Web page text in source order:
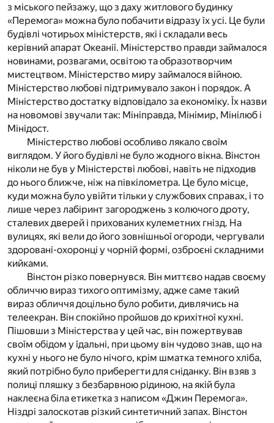
з міського пейзажу, що з даху житлового будинку
«Перемога» можна було побачити відразу їх усі. Це були
будівлі чотирьох міністерств, які і складали весь
керівний апарат Океанії. Міністерство правди займалося
новинами, розвагами, освітою та образотворчим
мистецтвом. Міністерство миру займалося війною.
Міністерство любові підтримувало закон і порядок. А
Міністерство достатку відповідало за економіку. Їх назви
на новомові звучали так: Мініправда, Мінімир, Мінілюб і
Мінідост.
Міністерство любові особливо лякало своїм
виглядом. У його будівлі не було жодного вікна. Вінстон
ніколи не був у Міністерстві любові, навіть не підходив
до нього ближче, ніж на півкілометра. Це було місце,
куди можна було увійти тільки у службових справах, і то
лише через лабіринт загороджень з колючого дроту,
сталевих дверей і прихованих кулеметних гнізд. На
вулицях, які вели до його зовнішньої огороди, чергували
здоровані-охоронці у чорній формі, озброєні складними
кийками.
Вінстон різко повернувся. Він миттєво надав своєму
обличчю вираз тихого оптимізму, адже саме такий
вираз обличчя доцільно було робити, дивлячись на
телеекран. Він спокійно пройшов до крихітної кухні.
Пішовши з Міністерства у цей час, він пожертвував
своїм обідом у їдальні, при цьому він чудово знав, що на
кухні у нього не було нічого, крім шматка темного хліба,
який потрібно було приберегти для сніданку. Він взяв з
полиці пляшку з безбарвною рідиною, на якій була
наклеєна біла етикетка з написом «Джин Перемога».
Ніздрі залоскотав різкий синтетичний запах. Вінстон